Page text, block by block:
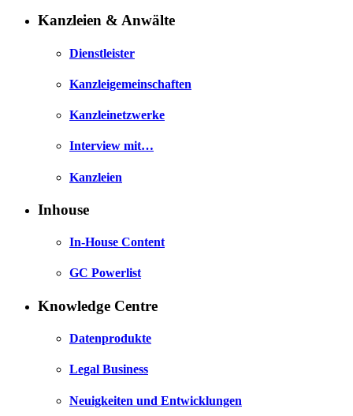
Kanzleien & Anwälte
Dienstleister
Kanzleigemeinschaften
Kanzleinetzwerke
Interview mit…
Kanzleien
Inhouse
In-House Content
GC Powerlist
Knowledge Centre
Datenprodukte
Legal Business
Neuigkeiten und Entwicklungen